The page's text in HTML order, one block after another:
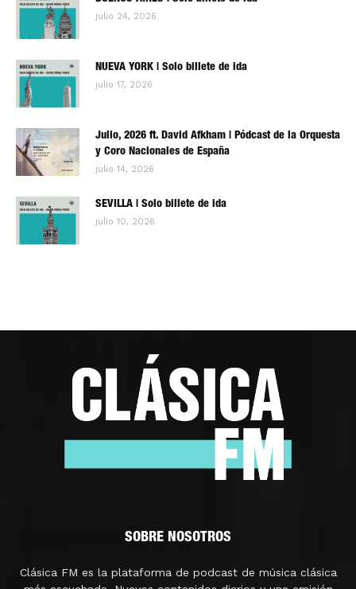
julio 24, 2026
NUEVA YORK | Solo billete de ida
julio 17, 2026
Julio, 2026 ft. David Afkham | Pódcast de la Orquesta
y Coro Nacionales de España
julio 14, 2026
SEVILLA | Solo billete de ida
julio 10, 2026
SOBRE NOSOTROS
Clásica FM es la plataforma de podcast de música clásica